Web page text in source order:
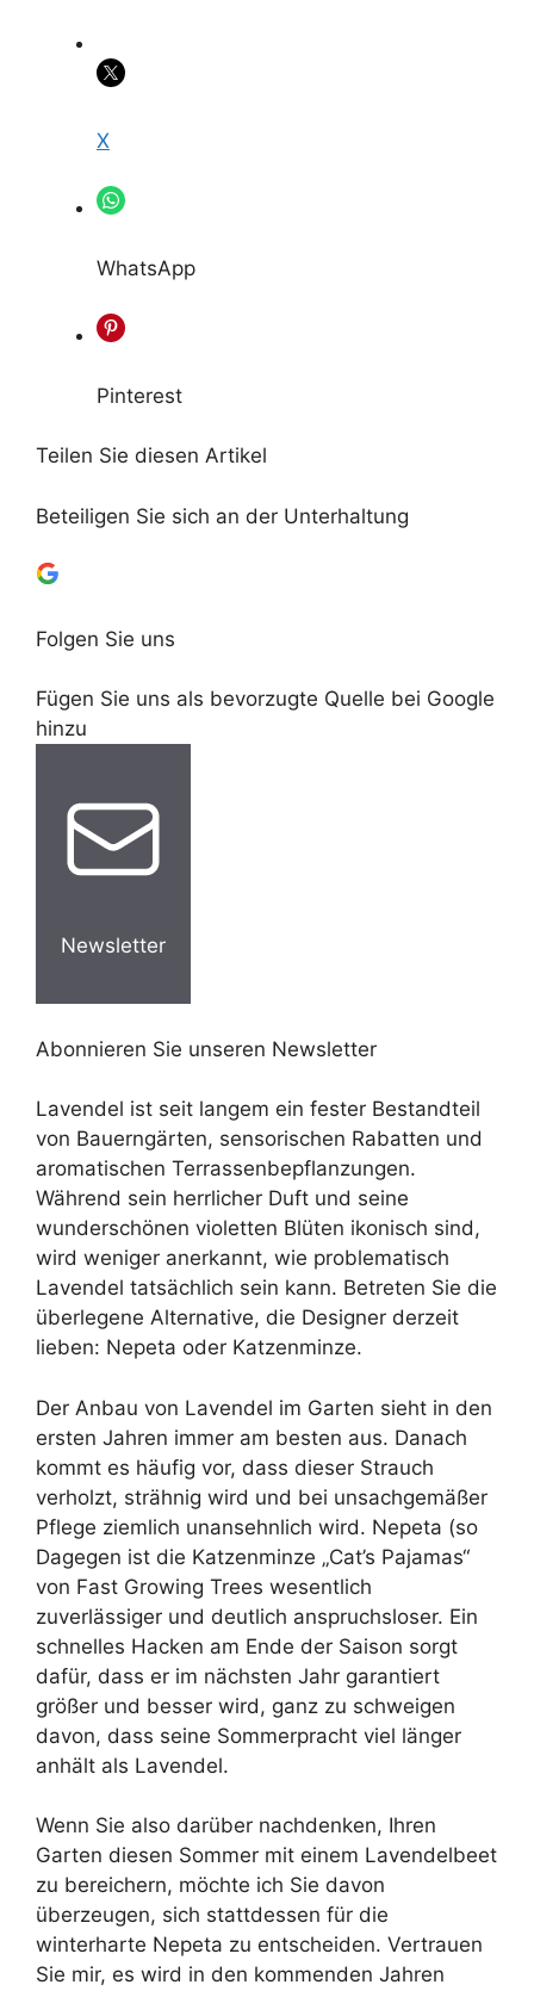
X
WhatsApp
Pinterest
Teilen Sie diesen Artikel
Beteiligen Sie sich an der Unterhaltung
Folgen Sie uns
Fügen Sie uns als bevorzugte Quelle bei Google
hinzu
Newsletter
Abonnieren Sie unseren Newsletter
Lavendel ist seit langem ein fester Bestandteil
von Bauerngärten, sensorischen Rabatten und
aromatischen Terrassenbepflanzungen.
Während sein herrlicher Duft und seine
wunderschönen violetten Blüten ikonisch sind,
wird weniger anerkannt, wie problematisch
Lavendel tatsächlich sein kann. Betreten Sie die
überlegene Alternative, die Designer derzeit
lieben: Nepeta oder Katzenminze.
Der Anbau von Lavendel im Garten sieht in den
ersten Jahren immer am besten aus. Danach
kommt es häufig vor, dass dieser Strauch
verholzt, strähnig wird und bei unsachgemäßer
Pflege ziemlich unansehnlich wird. Nepeta (so
Dagegen ist die Katzenminze „Cat’s Pajamas“
von Fast Growing Trees wesentlich
zuverlässiger und deutlich anspruchsloser. Ein
schnelles Hacken am Ende der Saison sorgt
dafür, dass er im nächsten Jahr garantiert
größer und besser wird, ganz zu schweigen
davon, dass seine Sommerpracht viel länger
anhält als Lavendel.
Wenn Sie also darüber nachdenken, Ihren
Garten diesen Sommer mit einem Lavendelbeet
zu bereichern, möchte ich Sie davon
überzeugen, sich stattdessen für die
winterharte Nepeta zu entscheiden. Vertrauen
Sie mir, es wird in den kommenden Jahren